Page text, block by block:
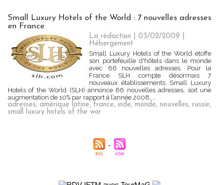
Small Luxury Hotels of the World : 7 nouvelles adresses
en France
La rédaction | 03/02/2009
Hébergement
Small Luxury Hotels of the World étoffe
son portefeuille d'hôtels dans le monde
avec 66 nouvelles adresses. Pour la
France SLH compte désormais 7
nouveaux établissements. Small Luxury
Hotels of the World (SLH) annonce 66 nouvelles adresses, soit une
augmentation de 10% par rapport à l’année 2008....
adresses, amérique latine, france, inde, monde, nouvelles, russie,
small luxury hotels of the wor